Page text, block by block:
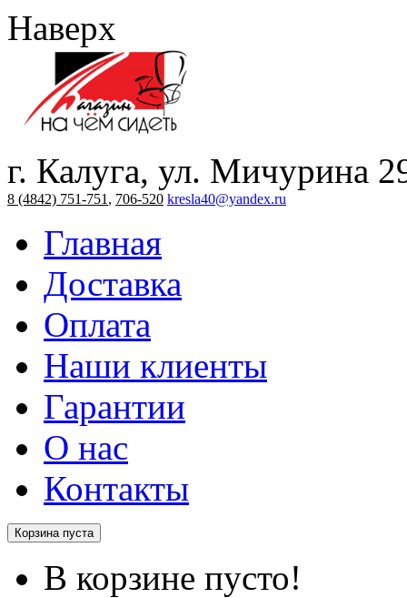
Наверх
г. Калуга, ул. Мичурина
8 (4842) 751-751 , 706-520 kresla40@yandex.ru
Главная
Доставка
Оплата
Наши клиенты
Гарантии
О нас
Контакты
Корзина пуста
В корзине пусто!